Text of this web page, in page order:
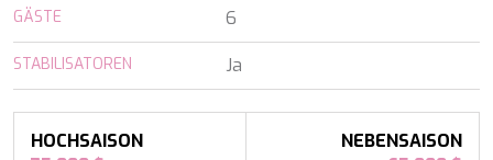
GÄSTE 6
STABILISATOREN Ja
HOCHSAISON
NEBENSAISON
ANIMA II
ANIMA MARIS
ANKA
ANNABEL II
ANOTHER ONE
ANTHEYA III
Balearen
Balearen
Kroatien